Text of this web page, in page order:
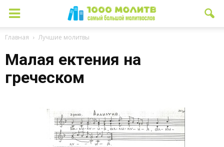
Главная Лучшие молитвы
Малая ектения на
греческом